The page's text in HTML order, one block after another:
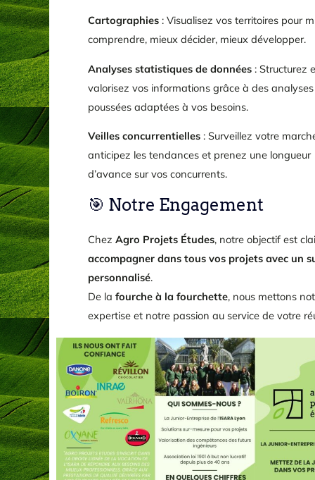
Cartographies : Visualisez vos territoires pour
comprendre, mieux décider, mieux développer.
Analyses statistiques de données : Structurez
valorisez vos informations grâce à des analyses
poussées adaptées à vos besoins.
Veilles concurrentielles : Surveillez votre
anticipez les tendances et prenez une longueur
d’avance sur vos concurrents.
🎯 Notre Engagement
Chez Agro Projets Études, notre objectif est
accompagner dans tous vos projets avec un
personnalisé.
De la fourche à la fourchette, nous mettons
expertise et notre passion au service de votre